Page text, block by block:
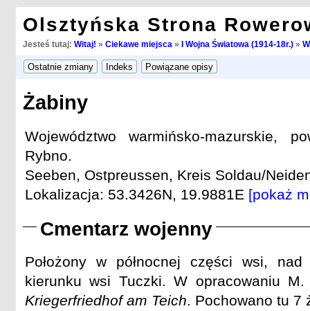
Olsztyńska Strona
Jesteś tutaj: Witaj! » Ciekawe miejsca » I Wojna Światowa (1914-18r.)»
Żabiny
Województwo warmińsko-mazurskie,
Rybno.
Seeben, Ostpreussen, Kreis Soldau/
Lokalizacja: 53.3426N, 19.9881E [pokaż
Cmentarz wojenny
Położony w północnej części wsi,
kierunku wsi Tuczki. W opracowaniu
Kriegerfriedhof am Teich. Pochowano tu 7